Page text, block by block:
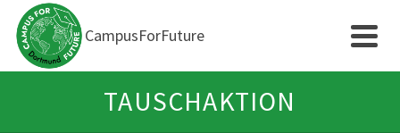
CampusForFuture
TAUSCHAKTION